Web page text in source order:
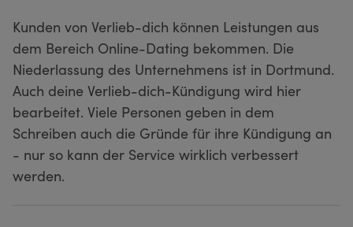
Kunden von Verlieb-dich können Leistungen aus
dem Bereich Online-Dating bekommen. Die
Niederlassung des Unternehmens ist in Dortmund.
Auch deine Verlieb-dich-Kündigung wird hier
bearbeitet. Viele Personen geben in dem
Schreiben auch die Gründe für ihre Kündigung an
- nur so kann der Service wirklich verbessert
werden.